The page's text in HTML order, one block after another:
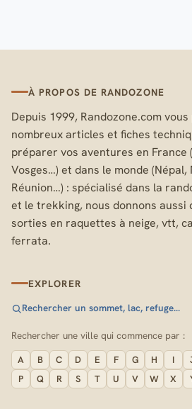
À PROPOS DE RANDOZONE
Depuis 1999, Randozone.com
nombreux articles et fiches
préparer vos aventures en France
Vosges…) et dans le monde (Népal,
Réunion…) : spécialisé dans la
et le trekking, nous donnons aussi
sorties en raquettes à neige, vtt,
ferrata.
EXPLORER
Rechercher un sommet, lac, refuge…
Rechercher une ville qui commence par :
A B C D E F G H I
P
Q R S T U V W X